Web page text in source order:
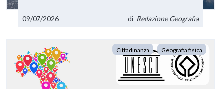
09/07/2026 di Redazione Geografia
Cittadinanza Geografia fisica